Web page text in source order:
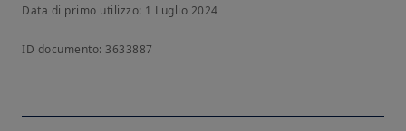
Data di primo utilizzo: 1 Luglio 2024
ID documento: 3633887